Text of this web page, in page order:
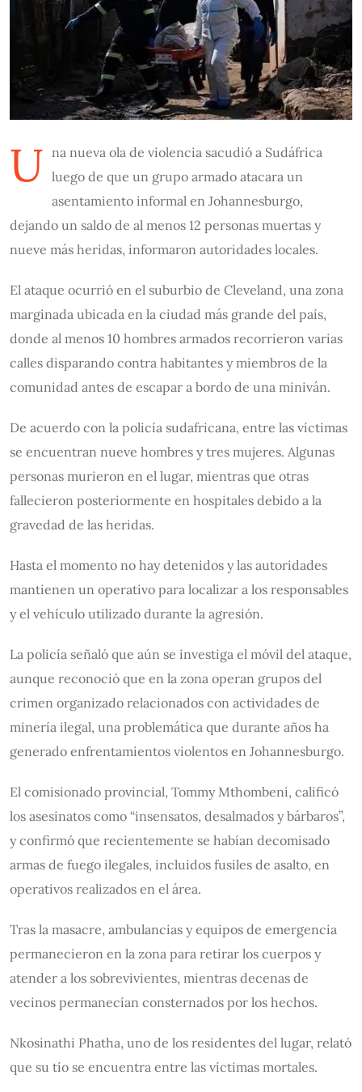
U na nueva ola de violencia sacudió a Sudáfrica
luego de que un grupo armado atacara un
asentamiento informal en Johannesburgo,
dejando un saldo de al menos 12 personas muertas y
nueve más heridas, informaron autoridades locales.
El ataque ocurrió en el suburbio de Cleveland, una zona
marginada ubicada en la ciudad más grande del país,
donde al menos 10 hombres armados recorrieron varias
calles disparando contra habitantes y miembros de la
comunidad antes de escapar a bordo de una miniván.
De acuerdo con la policía sudafricana, entre las víctimas
se encuentran nueve hombres y tres mujeres. Algunas
personas murieron en el lugar, mientras que otras
fallecieron posteriormente en hospitales debido a la
gravedad de las heridas.
Hasta el momento no hay detenidos y las autoridades
mantienen un operativo para localizar a los responsables
y el vehículo utilizado durante la agresión.
La policía señaló que aún se investiga el móvil del ataque,
aunque reconoció que en la zona operan grupos del
crimen organizado relacionados con actividades de
minería ilegal, una problemática que durante años ha
generado enfrentamientos violentos en Johannesburgo.
El comisionado provincial, Tommy Mthombeni, calificó
los asesinatos como “insensatos, desalmados y bárbaros”,
y confirmó que recientemente se habían decomisado
armas de fuego ilegales, incluidos fusiles de asalto, en
operativos realizados en el área.
Tras la masacre, ambulancias y equipos de emergencia
permanecieron en la zona para retirar los cuerpos y
atender a los sobrevivientes, mientras decenas de
vecinos permanecían consternados por los hechos.
Nkosinathi Phatha, uno de los residentes del lugar, relató
que su tío se encuentra entre las víctimas mortales.